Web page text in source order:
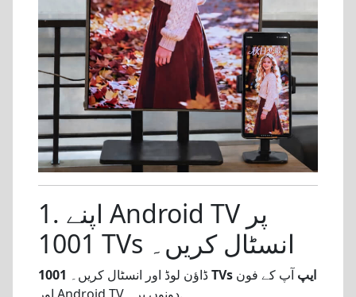
1. اپنے Android TV پر
1001 TVs انسٹال کریں۔
ڈاؤن لوڈ اور انسٹال کریں۔ 1001 TVs ایپ آپ کے فون